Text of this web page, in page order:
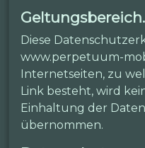
Geltungsbereich.
Diese
www.perpetuum-
Internetseiten, zu
Link besteht, wird
Einhaltung der
übernommen.